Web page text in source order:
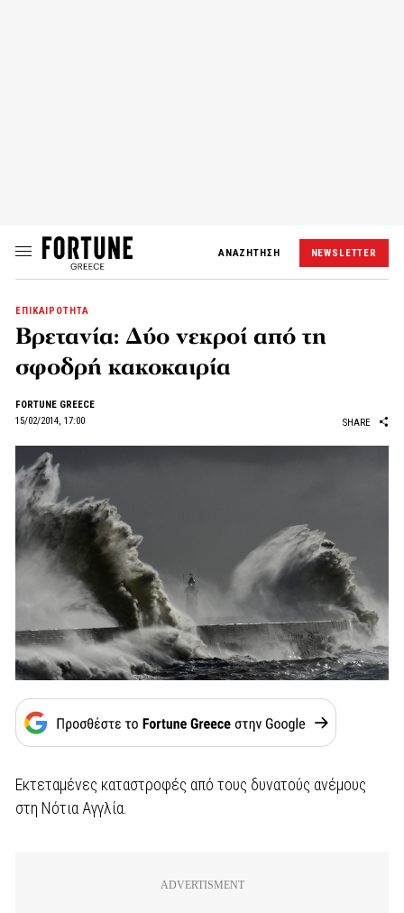
ΑΝΑΖΗΤΗΣΗ NEWSLETTER
ΕΠΙΚΑΙΡΟΤΗΤΑ
Βρετανία: Δύο νεκροί από τη
σφοδρή κακοκαιρία
FORTUNE GREECE
15/02/2014, 17:00
SHARE
Εκτεταμένες καταστροφές από τους δυνατούς ανέμους
στη Νότια Αγγλία.